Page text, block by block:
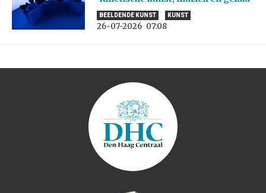
BEELDENDE KUNST KUNST
26-07-2026 07:08